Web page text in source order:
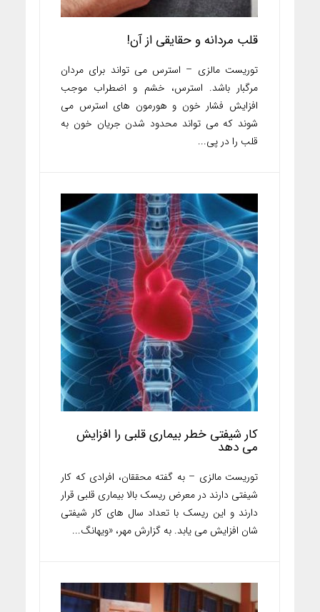
قلب مردانه و حقایقی از آن!
توریست مالزی – استرس می تواند برای مردان
مرگبار باشد. استرس، خشم و اضطراب موجب
افزایش فشار خون و هورمون های استرس می
شوند که می تواند محدود شدن جریان خون به
قلب را در پی...
کار شیفتی خطر بیماری قلبی را افزایش
می دهد
توریست مالزی – به گفته محققان، افرادی که کار
شیفتی دارند در معرض ریسک بالا بیماری قلبی قرار
دارند و این ریسک با تعداد سال های کار شیفتی
شان افزایش می یابد. به گزارش مهر، «ویهانگ...